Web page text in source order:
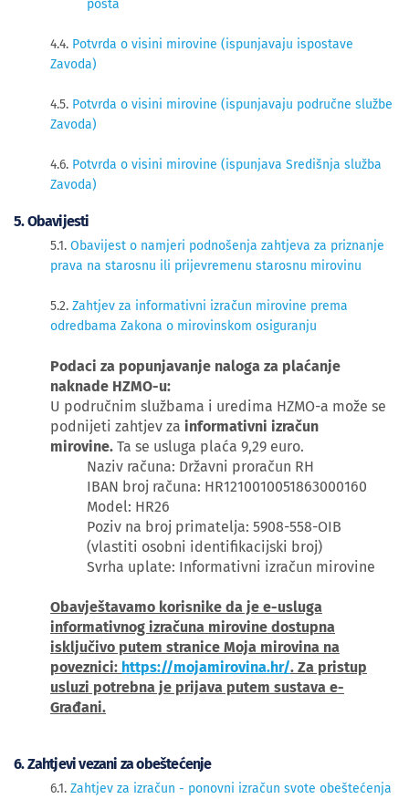
posta
4.4. Potvrda o visini mirovine (ispunjavaju ispostave
Zavoda)
4.5. Potvrda o visini mirovine (ispunjavaju područne službe
Zavoda)
4.6. Potvrda o visini mirovine (ispunjava Središnja služba
Zavoda)
​5. Obavijesti
5.1. Obavijest o namjeri podnošenja zahtjeva za priznanje
prava na starosnu ili prijevremenu starosnu mirovinu
5.2. Zahtjev za informativni izračun mirovine prema
odredbama Zakona o mirovinskom osiguranju
Podaci za popunjavanje naloga za plaćanje
naknade HZMO-u:
U područnim službama i uredima HZMO-a može se
podnijeti zahtjev za informativni izračun
mirovine. Ta se usluga plaća 9,29 euro.
Naziv računa: Državni proračun RH
IBAN broj računa: HR1210010051863000160
Model: HR26
Poziv na broj primatelja: 5908-558-OIB
(vlastiti osobni identifikacijski broj)
Svrha uplate: Informativni izračun mirovine
Obavještavamo korisnike da je e-usluga
informativnog izračuna mirovine dostupna
isključivo putem stranice Moja mirovina na
poveznici: https://mojamirovina.hr/. Za pristup
usluzi potrebna je prijava putem sustava e-
Građani.
6. Zahtjevi vezani za obeštećenje
6.1. Zahtjev za izračun - ponovni izračun svote obeštećenja